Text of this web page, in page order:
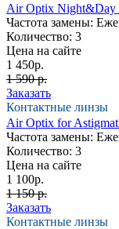
Air Optix Night&Day
Частота замены:
Количество: 3
Цена на сайте
1 450р.
1 590 р.
Заказать
Контактные линзы
Air Optix for
Частота замены:
Количество: 3
Цена на сайте
1 100р.
1 150 р.
Заказать
Контактные линзы